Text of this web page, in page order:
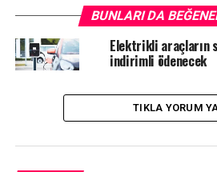
BUNLARI DA
Elektrikli araçların
indirimli ödenecek
TIKLA YORUM